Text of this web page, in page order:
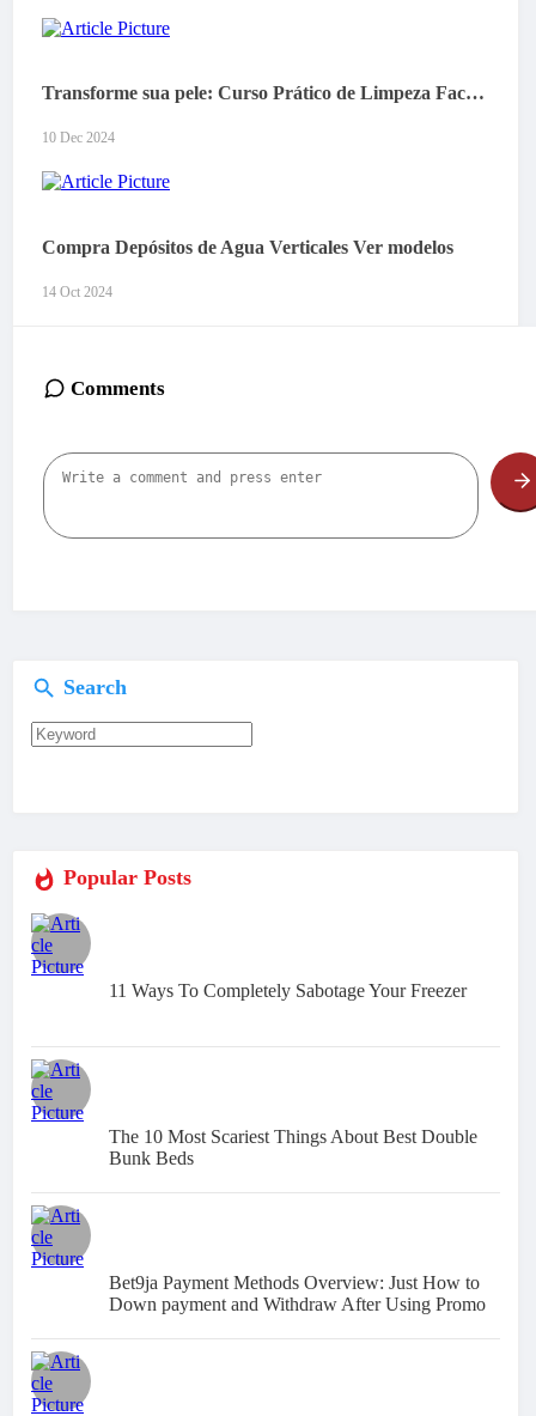
Transforme sua pele: Curso Prático de Limpeza Facial no Coração do Rio de Janeiro!
10 Dec 2024
Compra Depósitos de Agua Verticales Ver modelos
14 Oct 2024
Comments
Search
Popular Posts
11 Ways To Completely Sabotage Your Freezer
The 10 Most Scariest Things About Best Double
Bunk Beds
Bet9ja Payment Methods Overview: Just How to
Down payment and Withdraw After Using Promo